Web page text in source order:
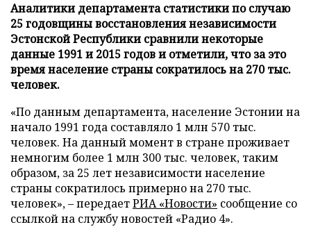
Аналитики департамента статистики по случаю
25 годовщины восстановления независимости
Эстонской Республики сравнили некоторые
данные 1991 и 2015 годов и отметили, что за это
время население страны сократилось на 270 тыс.
человек.
«По данным департамента, население Эстонии на
начало 1991 года составляло 1 млн 570 тыс.
человек. На данный момент в стране проживает
немногим более 1 млн 300 тыс. человек, таким
образом, за 25 лет независимости население
страны сократилось примерно на 270 тыс.
человек», – передаетРИА «Новости» сообщение со
ссылкой на службу новостей «Радио 4».